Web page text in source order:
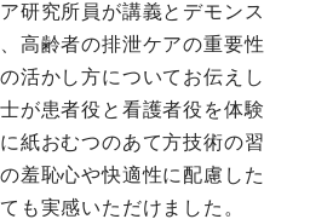
研究所員が講義とデモンス
高齢者の排泄ケアの重要性
活かし方についてお伝えし
が患者役と看護者役を体験
紙おむつのあて方技術の習
羞恥心や快適性に配慮した
も実感いただけました。